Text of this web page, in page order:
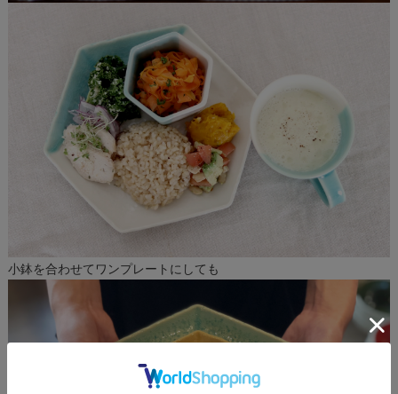
小鉢を合わせてワンプレートにしても